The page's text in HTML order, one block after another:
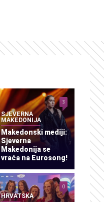
SJEVERNA
MAKEDONIJA
Makedonski mediji:
Sjeverna
Makedonija se
vraća na Eurosong!
3
HRVATSKA
0